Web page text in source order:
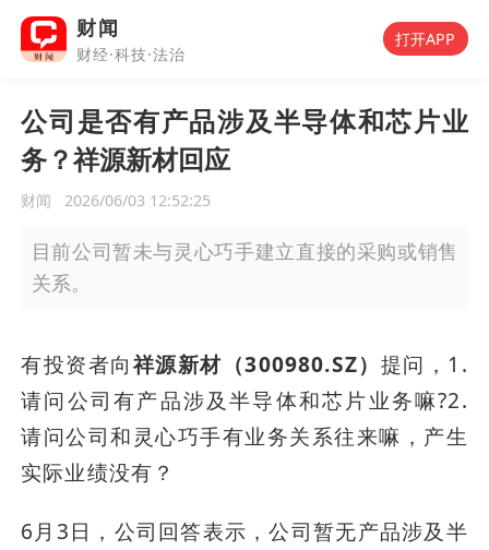
财闻
财经·科技·法治
打开APP
公司是否有产品涉及半导体和芯片业
务？祥源新材回应
财闻 2026/06/03 12:52:25
目前公司暂未与灵心巧手建立直接的采购或销售
关系。
有投资者向祥源新材（300980.SZ） 提问，1.
请问公司有产品涉及半导体和芯片业务嘛?2.
请问公司和灵心巧手有业务关系往来嘛，产生
实际业绩没有？
6月3日，公司回答表示，公司暂无产品涉及半